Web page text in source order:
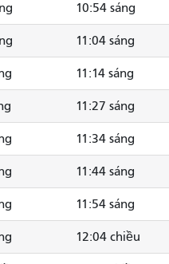
10:54 sáng
11:04 sáng
11:14 sáng
11:27 sáng
11:34 sáng
11:44 sáng
11:54 sáng
12:04 chiều